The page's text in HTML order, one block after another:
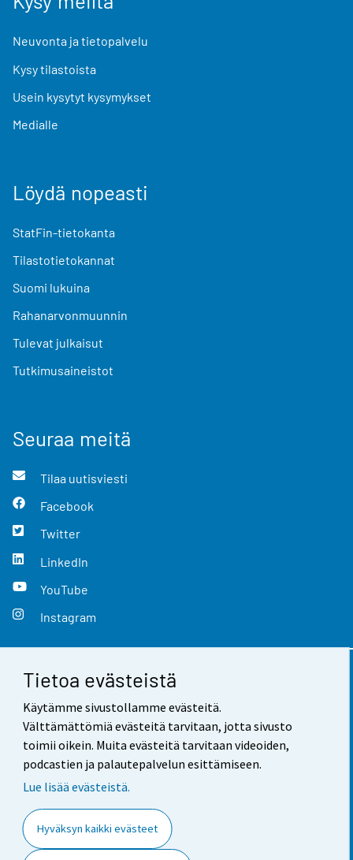
Tietoa evästeistä
Käytämme sivustollamme evästeitä.
Välttämättömiä evästeitä tarvitaan, jotta sivusto
toimii oikein. Muita evästeitä tarvitaan videoiden,
podcastien ja palautepalvelun esittämiseen.
Lue lisää evästeistä.
Hyväksyn kaikki evästeet
Neuvonta ja tietopalvelu
Kysy tilastoista
Usein kysytyt kysymykset
Medialle
Löydä nopeasti
StatFin-tietokanta
Tilastotietokannat
Suomi lukuina
Rahanarvonmuunnin
Tulevat julkaisut
Tutkimusaineistot
Seuraa meitä
Tilaa uutisviesti
Facebook
Twitter
LinkedIn
YouTube
Instagram
Yhteystiedot
Palaute
Käyttöehdot
Saavutettavuus
Tietoa sivustosta